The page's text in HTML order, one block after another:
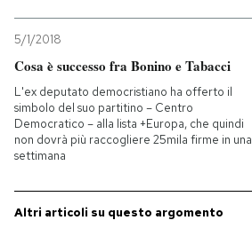
5/1/2018
Cosa è successo fra Bonino e Tabacci
L'ex deputato democristiano ha offerto il
simbolo del suo partitino – Centro
Democratico – alla lista +Europa, che quindi
non dovrà più raccogliere 25mila firme in una
settimana
Altri articoli su questo argomento